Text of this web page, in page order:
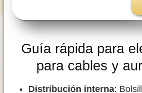
Guía rápida para
para cables y
Distribución interna: